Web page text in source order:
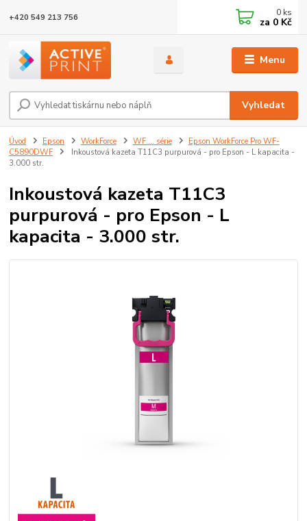
Menu
Vyhledat
+420 549 213 756 0 ks
za 0 Kč
Úvod Epson WorkForce WF…. série
Epson WorkForce Pro WF-
C5890DWF
Inkoustová kazeta T11C3 purpurová - pro Epson - L kapacita -
3.000 str.
Inkoustová kazeta T11C3
purpurová - pro Epson - L
kapacita - 3.000 str.